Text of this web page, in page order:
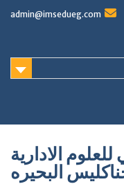
admin@imsedueg.com
للعلوم الادارية
البحيره